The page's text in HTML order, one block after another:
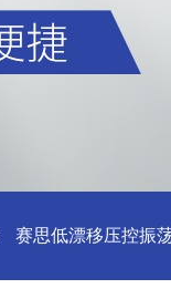
赛思低漂移压控振